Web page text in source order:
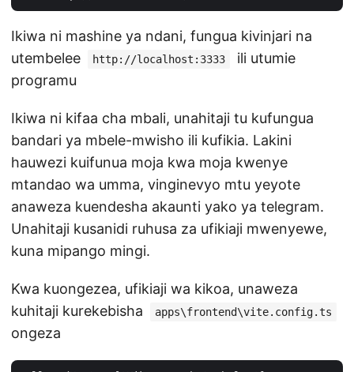
Ikiwa ni mashine ya ndani, fungua kivinjari na
utembelee
http://localhost:3333
ili utumie
programu
Ikiwa ni kifaa cha mbali, unahitaji tu kufungua
bandari ya mbele-mwisho ili kufikia. Lakini
hauwezi kuifunua moja kwa moja kwenye
mtandao wa umma, vinginevyo mtu yeyote
anaweza kuendesha akaunti yako ya telegram.
Unahitaji kusanidi ruhusa za ufikiaji mwenyewe,
kuna mipango mingi.
Kwa kuongezea, ufikiaji wa kikoa, unaweza
kuhitaji kurekebisha
apps\frontend\vite.config.ts
ongeza